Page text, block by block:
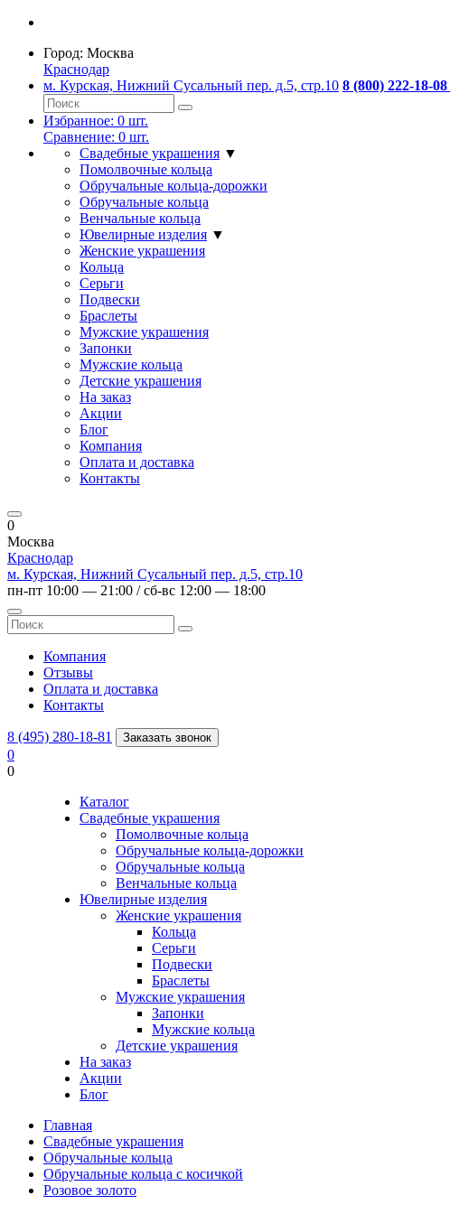
Город: Москва
Краснодар
м. Курская, Нижний Сусальный пер. д.5, стр.10 8 (800) 222-18-08
Избранное: 0 шт.
Сравнение: 0 шт.
Свадебные украшения ▼
Помолвочные кольца
Обручальные кольца-дорожки
Обручальные кольца
Венчальные кольца
Ювелирные изделия ▼
Женские украшения
Кольца
Серьги
Подвески
Браслеты
Мужские украшения
Запонки
Мужские кольца
Детские украшения
На заказ
Акции
Блог
Компания
Оплата и доставка
Контакты
0
Москва
Краснодар
м. Курская, Нижний Сусальный пер. д.5, стр.10
пн-пт 10:00 — 21:00 / сб-вс 12:00 — 18:00
Компания
Отзывы
Оплата и доставка
Контакты
8 (495) 280-18-81 Заказать звонок
0
0
Каталог
Свадебные украшения
Помолвочные кольца
Обручальные кольца-дорожки
Обручальные кольца
Венчальные кольца
Ювелирные изделия
Женские украшения
Кольца
Серьги
Подвески
Браслеты
Мужские украшения
Запонки
Мужские кольца
Детские украшения
На заказ
Акции
Блог
Главная
Свадебные украшения
Обручальные кольца
Обручальные кольца с косичкой
Розовое золото